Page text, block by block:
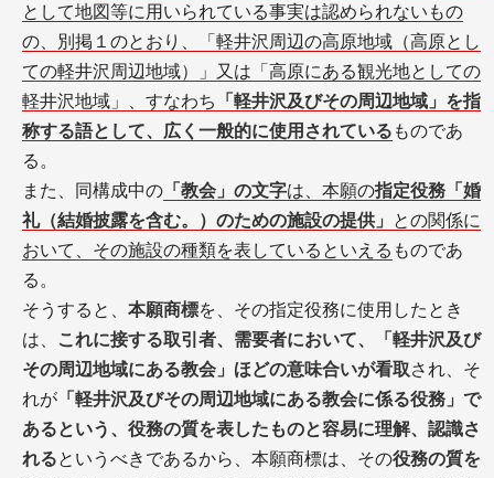
として地図等に用いられている事実は認められないもの
の、別掲１のとおり、「軽井沢周辺の高原地域（高原とし
ての軽井沢周辺地域）」又は「高原にある観光地としての
軽井沢地域」、すなわち
「軽井沢及びその周辺地域」を指
称する語として、広く一般的に使用されている ものであ
る。
また、同構成中の 「教会」の文字は、本願の指定役務「婚
礼（結婚披露を含む。）のための施設の提供」
との関係に
おいて、その施設の種類を表しているといえる ものであ
る。
そうすると、 本願商標を、その指定役務に使用したとき
は、
これに接する取引者、需要者において、「軽井沢及び
その周辺地域にある教会」ほどの意味合いが看取され、そ
れが 「軽井沢及びその周辺地域にある教会に係る役務」で
あるという、役務の質を表したものと容易に理解、認識さ
れるというべきであるから、本願商標は、その役務の質を